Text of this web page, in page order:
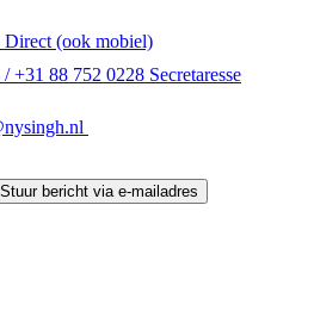
Direct (ook mobiel)
+31 88 752 0228 Secretaresse
Stuur bericht via e-mailadres